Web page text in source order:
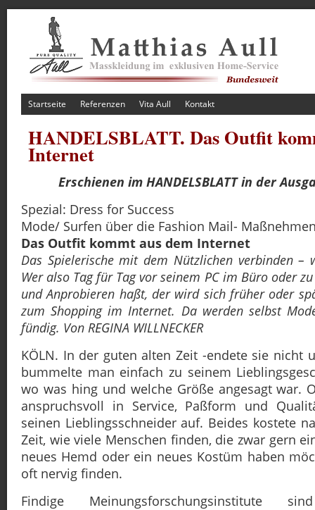
Startseite Referenzen Vita Aull Kontakt
HANDELSBLATT. Das Outfit
Internet
Erschienen im HANDELSBLATT in der
Spezial: Dress for Success
Mode/ Surfen über die Fashion Mail-
Das Outfit kommt aus dem Internet
Das Spielerische mit dem Nützlichen verbinden –
Wer also Tag für Tag vor seinem PC im Büro oder
und Anprobieren haßt, der wird sich früher oder
zum Shopping im Internet. Da werden selbst
fündig. Von REGINA WILLNECKER
KÖLN. In der guten alten Zeit -endete sie nicht
bummelte man einfach zu seinem
wo was hing und welche Größe angesagt war.
anspruchsvoll in Service, Paßform und
seinen Lieblingsschneider auf. Beides kostete
Zeit, wie viele Menschen finden, die zwar gern
neues Hemd oder ein neues Kostüm haben
oft nervig finden.
Findige Meinungsforschungsinstitute